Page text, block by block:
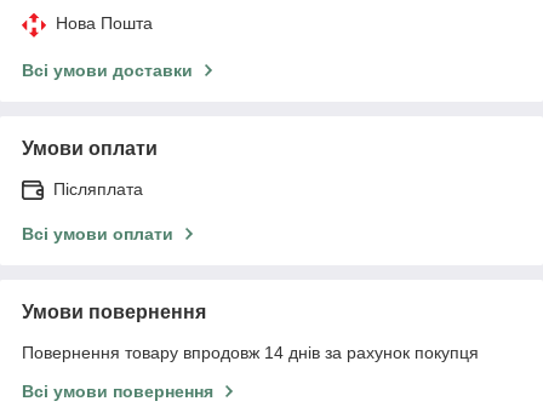
Нова Пошта
Всі умови доставки
Умови оплати
Післяплата
Всі умови оплати
Умови повернення
Повернення товару впродовж 14 днів за рахунок покупця
Всі умови повернення